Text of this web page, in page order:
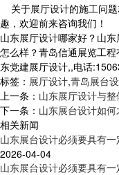
关于展厅设计的施工问
趣，欢迎前来咨询我们！
山东展厅设计哪家好？山
怎么样？青岛信通展览工
东党建展厅设计,,电话
标签： 展厅设计,青岛展台
上一条： 山东展厅设计与
下一条： 山东展台设计如
相关新闻
山东展台设计必须要具有一
2026-04-04
山东展台设计必须要具有一